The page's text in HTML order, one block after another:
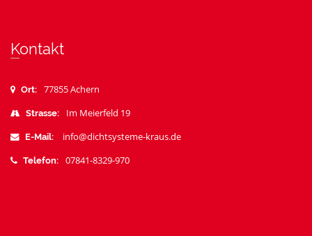
Kontakt
Ort: 77855 Achern
Strasse: Im Meierfeld 19
E-Mail: info@dichtsysteme-kraus.de
Telefon: 07841-8329-970